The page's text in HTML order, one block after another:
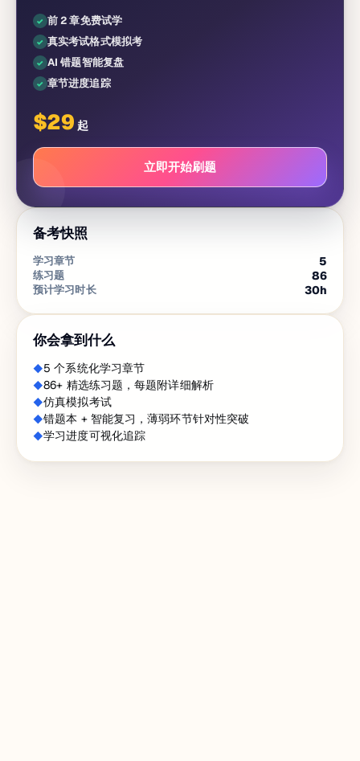
前 2 章免费试学
真实考试格式模拟考
AI 错题智能复盘
章节进度追踪
$29 起
立即开始刷题
备考快照
学习章节 5
练习题 86
预计学习时长 30h
你会拿到什么
5 个系统化学习章节
86+ 精选练习题，每题附详细解析
仿真模拟考试
错题本 + 智能复习，薄弱环节针对性突破
学习进度可视化追踪